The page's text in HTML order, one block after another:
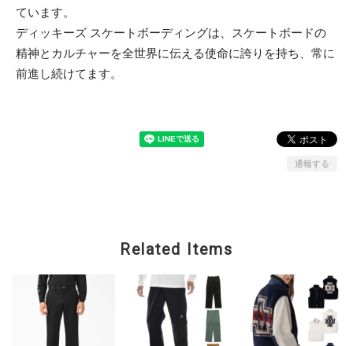
ています。
ディッキーズ スケートボーディングは、スケートボードの
精神とカルチャーを全世界に伝える使命に誇りを持ち、常に
前進し続けてます。
通報する
Related Items